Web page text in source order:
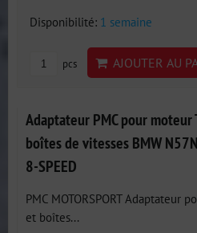
Disponibilité: 1 semaine
pcs AJOUTER AU
Adaptateur PMC pour moteur
boîtes de vitesses BMW
8-SPEED
PMC MOTORSPORT Adaptateur
et boîtes...